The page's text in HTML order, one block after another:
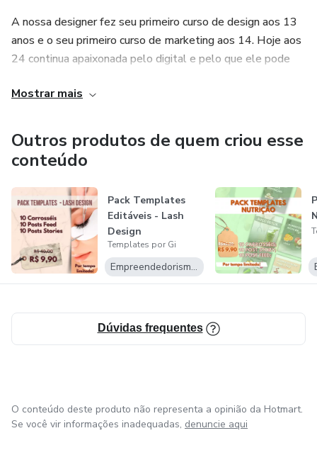
🧴Maiores informações e dúvidas estou disponível no
A nossa designer fez seu primeiro curso de design aos 13
anos e o seu primeiro curso de marketing aos 14. Hoje aos
24 continua apaixonada pelo digital e pelo que ele pode
Mostrar mais
Outros produtos de quem criou esse
conteúdo
Pack Templates
Editáveis - Lash
Design
Templates por Gi
Empreendedorismo Digital
Dúvidas frequentes
O conteúdo deste produto não representa a opinião da Hotmart.
Se você vir informações inadequadas, denuncie aqui